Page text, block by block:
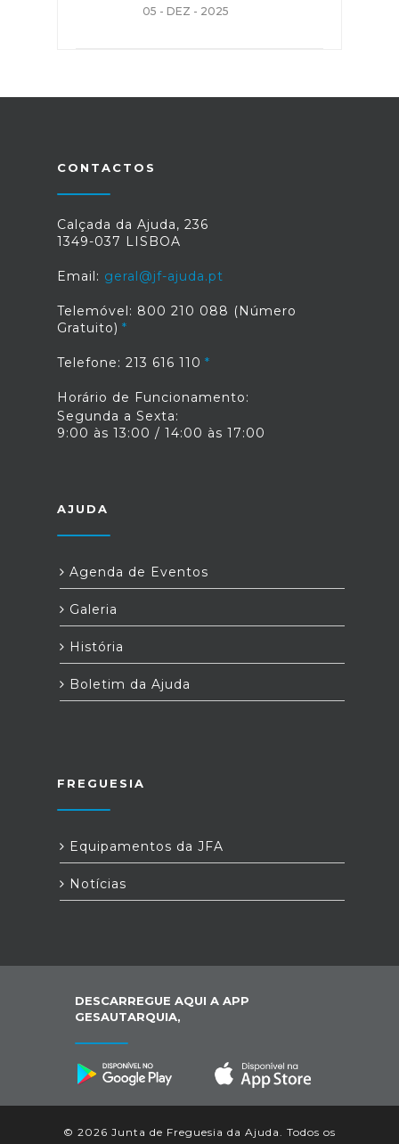
05 - DEZ - 2025
CONTACTOS
Calçada da Ajuda, 236
1349-037 LISBOA
Email: geral@jf-ajuda.pt
Telemóvel: 800 210 088 (Número
Gratuito)
Telefone: 213 616 110
Horário de Funcionamento:
Segunda a Sexta:
9:00 às 13:00 / 14:00 às 17:00
AJUDA
Agenda de Eventos
Galeria
História
Boletim da Ajuda
FREGUESIA
Equipamentos da JFA
Notícias
DESCARREGUE AQUI A APP
GESAUTARQUIA,
© 2026 Junta de Freguesia da Ajuda. Todos os